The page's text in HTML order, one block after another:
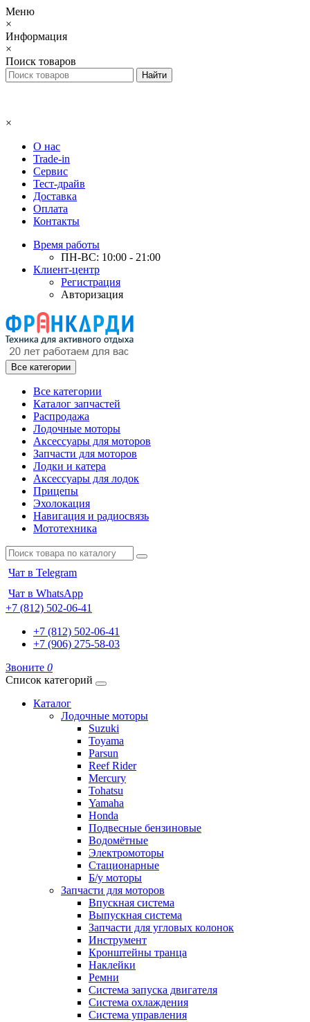
Меню
×
Информация
×
Поиск товаров
×
О нас
Trade-in
Сервис
Тест-драйв
Доставка
Оплата
Контакты
Время работы
ПН-ВС: 10:00 - 21:00
Клиент-центр
Регистрация
Авторизация
Все категории
Все категории
Каталог запчастей
Распродажа
Лодочные моторы
Аксессуары для моторов
Запчасти для моторов
Лодки и катера
Аксессуары для лодок
Прицепы
Эхолокация
Навигация и радиосвязь
Мототехника
Чат в Telegram
Чат в WhatsApp
+7 (812) 502-06-41
+7 (812) 502-06-41
+7 (906) 275-58-03
Звоните 0
Список категорий
Каталог
Лодочные моторы
Suzuki
Toyama
Parsun
Reef Rider
Mercury
Tohatsu
Yamaha
Honda
Подвесные бензиновые
Водомётные
Электромоторы
Стационарные
Б/у моторы
Запчасти для моторов
Впускная система
Выпускная система
Запчасти для угловых колонок
Инструмент
Кронштейны транца
Наклейки
Ремни
Система запуска двигателя
Система охлаждения
Система управления